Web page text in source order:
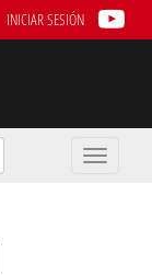
INICIAR SESIÓN
Toggle